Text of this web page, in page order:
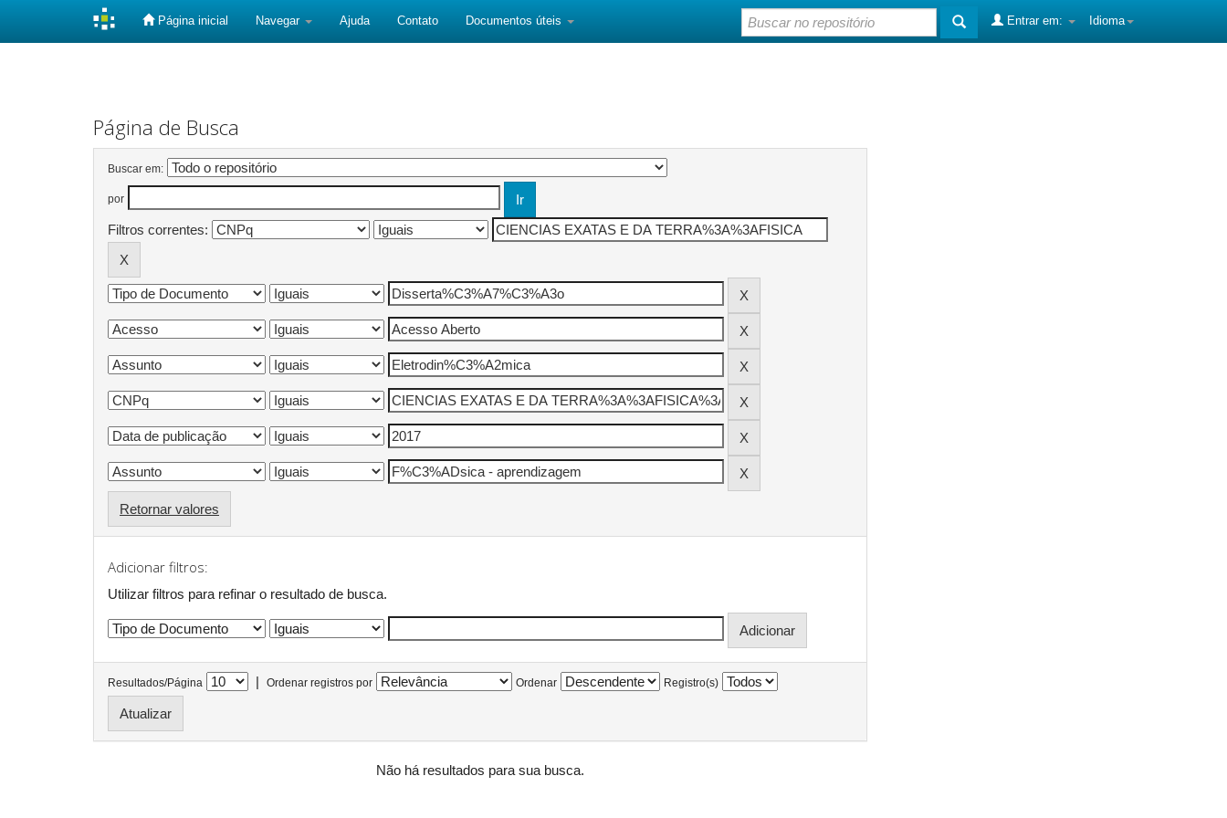
Página inicial Navegar Ajuda Contato Documentos úteis Idioma
Entrar em:
Página de Busca
Buscar em:
por
Filtros correntes:
Retornar valores
Adicionar filtros:
Utilizar filtros para refinar o resultado de busca.
Resultados/Página | Ordenar registros por Ordenar Registro(s)
Não há resultados para sua busca.